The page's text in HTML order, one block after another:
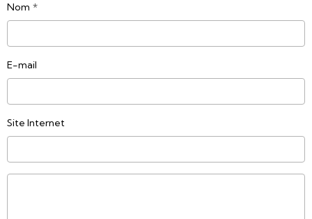
Nom
E-mail
Site Internet